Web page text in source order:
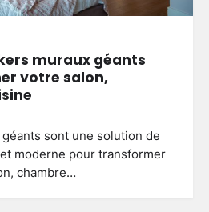
muraux géants
votre salon,
sont une solution de
moderne pour transformer
chambre…